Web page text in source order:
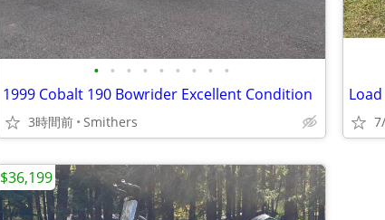
• • • • • • • • •
1999 Cobalt 190 Bowrider Excellent Condition
3時間前 Smithers
$36,199